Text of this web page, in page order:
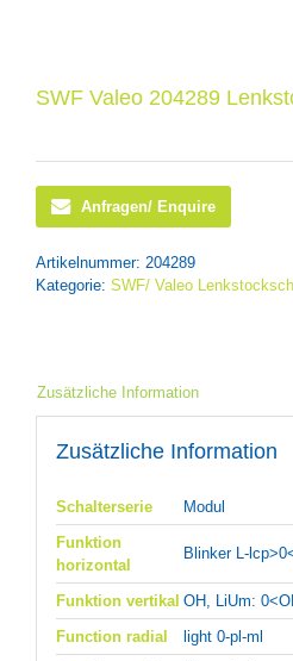
SWF Valeo 204289
Anfragen/ Enquire
Artikelnummer: 204289
Kategorie: SWF/ Valeo
Zusätzliche Information
Zusätzliche Information
Schalterserie
Modul
Funktion
horizontal
Blinker L-
Funktion vertikal OH, LiUm:
Function radial
light 0-pl-ml